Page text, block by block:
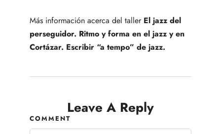
Más información acerca del taller El jazz del
perseguidor. Ritmo y forma en el jazz y en
Cortázar. Escribir “a tempo” de jazz.
Leave A Reply
COMMENT